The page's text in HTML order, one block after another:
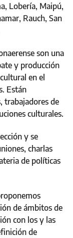
Lobería, Maipú,
Rauch, San
son una
y producción
en el
Están
trabajadores de
culturales.
y se
charlas
de políticas
de ámbitos de
con los y las
de